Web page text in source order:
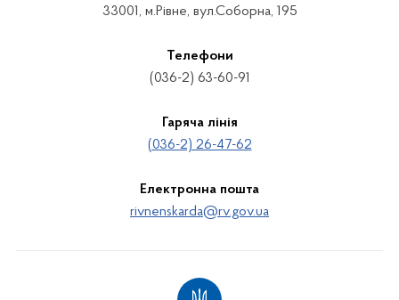
33001, м.Рівне, вул.Соборна, 195
Телефони
(036-2) 63-60-91
Гаряча лінія
(036-2) 26-47-62
Електронна пошта
rivnenskarda@rv.gov.ua